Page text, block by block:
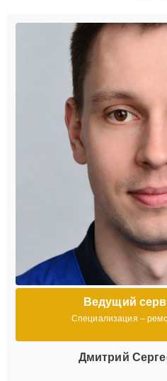
Ведущий
Специализация –
Дмитрий